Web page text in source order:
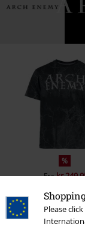
Please
%
Frakr